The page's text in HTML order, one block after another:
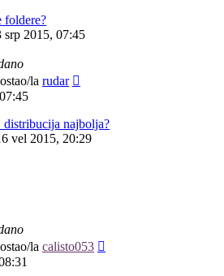
foldere?
srp 2015, 07:45
la rudar
najbolja?
vel 2015, 20:29
la calisto053